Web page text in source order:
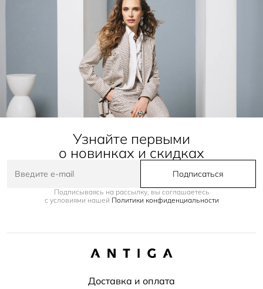
Узнайте первыми
о новинках и скидках
Подписаться
Подписываясь на рассылку, вы соглашаетесь
с условиями нашей Политики конфиденциальности
Доставка и оплата